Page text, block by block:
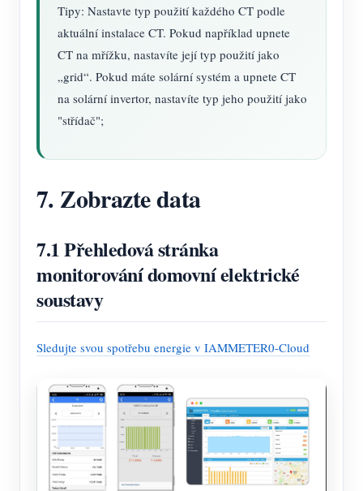
Tipy: Nastavte typ použití každého CT podle
aktuální instalace CT. Pokud například upnete
CT na mřížku, nastavíte její typ použití jako
„grid“. Pokud máte solární systém a upnete CT
na solární invertor, nastavíte typ jeho použití jako
"střídač";
7. Zobrazte data
7.1 Přehledová stránka
monitorování domovní elektrické
soustavy
Sledujte svou spotřebu energie v IAMMETER0-Cloud